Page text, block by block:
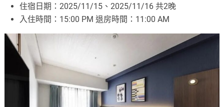
住宿日期：2025/11/15、2025/11/16 共2晚
入住時間：15:00 PM 退房時間：11:00 AM